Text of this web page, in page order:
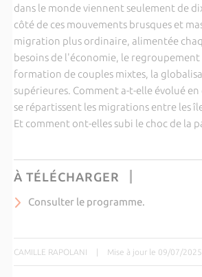
dans le monde viennent seulement de
côté de ces mouvements brusques et
migration plus ordinaire, alimentée
besoins de l'économie, le
formation de couples mixtes, la
supérieures. Comment a-t-elle évolué en
se répartissent les migrations entre les
Et comment ont-elles subi le choc de la
À TÉLÉCHARGER
Consulter le programme.
CAMILLE RAPOLANI | Mise à jour le 09/07/2025